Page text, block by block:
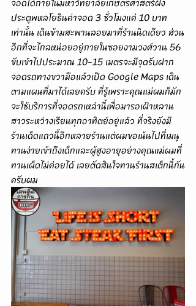
ประตูพหลโยธินค่าจอด 3 ชั่วโมงแค่ 10 บาท
เท่านั้น เดินข้ามสะพานลอยมาที่ร้านนิดเดียว ส่วน
อีกที่จะไกลหน่อยอยู่ภายในซอยงามวงศ์วาน 56
ขับเข้าไปประมาณ 10-15 เมตรจะมีจุดรับฝาก
จอดรถทางขวามือแล้วเปิด Google Maps เดิน
ตามแผนที่มาได้เลยครับ ที่รู้เพราะคุณแม่ผมก็มัก
จะใช้บริการที่จอดรถเหล่านี้เพื่อมารอเฝ้าหลาน
สาวระหว่างเรียนทุกอาทิตย์อยู่แล้ว ที่จริงยังมี
ร้านเด็ดแถวนี้อีกหลายร้านแต่ผมขอเน้นไปที่เมนู
ทานง่ายเข้าถึงเด็กและผู้สูงอายุอย่างคุณแม่ผมที่
ทานเผ็ดไม่ค่อยได้ เลยตัดสินใจทานร้านสเต็กนี้กัน
ครับผม